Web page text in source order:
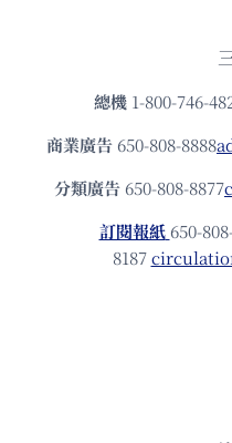
總機 1-800-746-
商業廣告 650-808-8888
分類廣告 650-808-8877
訂閱報紙 650-
8187